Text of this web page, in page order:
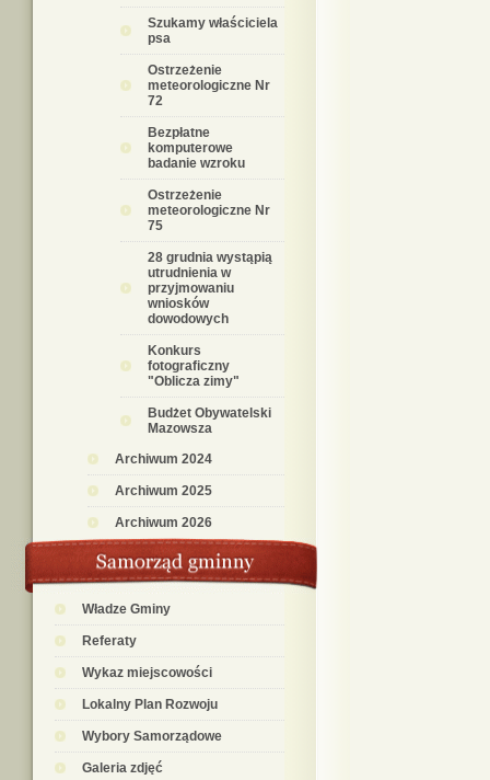
Szukamy właściciela
psa
Ostrzeżenie
meteorologiczne Nr
72
Bezpłatne
komputerowe
badanie wzroku
Ostrzeżenie
meteorologiczne Nr
75
28 grudnia wystąpią
utrudnienia w
przyjmowaniu
wniosków
dowodowych
Konkurs
fotograficzny
"Oblicza zimy"
Budżet Obywatelski
Mazowsza
Archiwum 2024
Archiwum 2025
Archiwum 2026
Władze Gminy
Referaty
Wykaz miejscowości
Lokalny Plan Rozwoju
Wybory Samorządowe
Galeria zdjęć